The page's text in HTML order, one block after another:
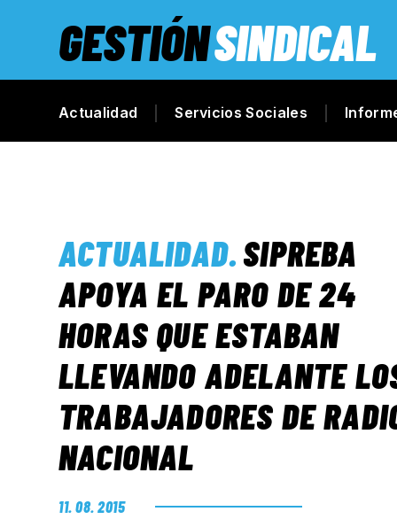
GESTIÓNSINDICAL
Actualidad Servicios Sociales
ACTUALIDAD.SIPREBA
APOYA EL PARO DE 24
HORAS QUE ESTABAN
LLEVANDO ADELANTE
TRABAJADORES DE
NACIONAL
11. 08. 2015